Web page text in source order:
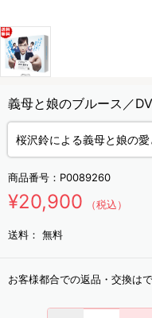
義母と娘のブルース／
桜沢鈴による義母と娘の愛
商品番号： P0089260
¥20,900 （税込）
送料： 無料
お客様都合での返品・交換はで